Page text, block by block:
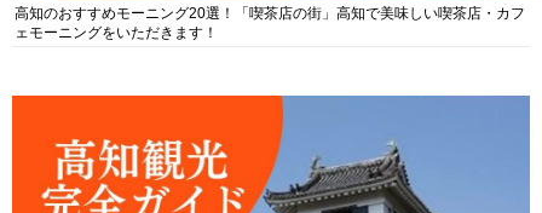
高知のおすすめモーニング20選！「喫茶店の街」高知で美味しい喫茶店・カフ
ェモーニングをいただきます！